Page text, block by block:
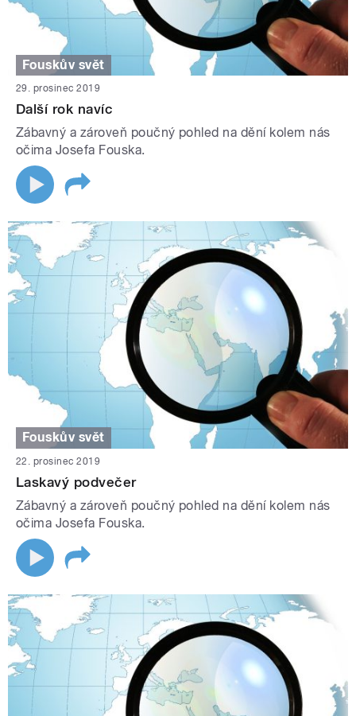
Fouskův svět
29. prosinec 2019
Další rok navíc
Zábavný a zároveň poučný pohled na dění kolem nás
očima Josefa Fouska.
Fouskův svět
22. prosinec 2019
Laskavý podvečer
Zábavný a zároveň poučný pohled na dění kolem nás
očima Josefa Fouska.